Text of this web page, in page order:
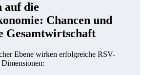
auf die
Chancen und
Gesamtwirtschaft
Ebene wirken erfolgreiche RSV-